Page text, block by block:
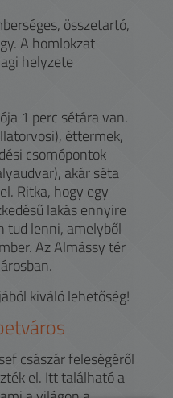
összetartó,
A homlokzat
helyzete
1 perc sétára van.
éttermek,
csomópontok
akár séta
Ritka, hogy egy
lakás ennyire
tud lenni, amelyből
Az Almássy tér
kiváló lehetőség!
császár feleségéről
el. Itt található a